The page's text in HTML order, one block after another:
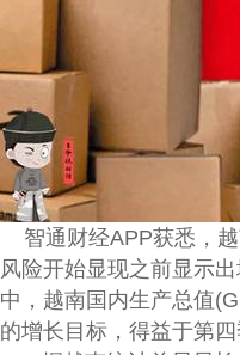
智通财经APP获悉，越
风险开始显现之前显示
中，越南国内生产总值
的增长目标，得益于第